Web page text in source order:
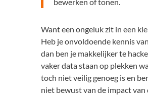
Want een ongeluk zit in een
Heb je onvoldoende kennis
dan ben je makkelijker te
vaker data staan op plekken
toch niet veilig genoeg is en
niet bewust van de impact van